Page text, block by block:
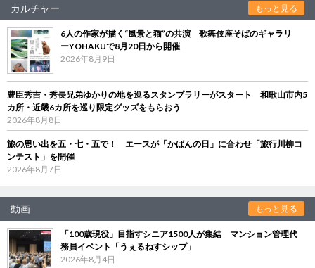
カルチャー もっと見る
6人の作家が描く“風景と猫”の共演 歌舞伎座そばのギャラリ
ーYOHAKUで8月20日から開催
2026年8月9日
豊臣秀吉・秀長兄弟ゆかりの地を巡るスタンプラリーがスタート 和歌山市内5
カ所・近畿6カ所を巡り限定グッズをもらおう
2026年8月8日
旅の思い出を五・七・五で！ エースが「かばんの日」に合わせ「旅行川柳コ
ンテスト」を開催
2026年8月7日
動画 もっと見る
「100歳現役」目指すシニア1500人が集結 マンション管理代
務員イベント「うぇるねすシップ」
2026年8月4日